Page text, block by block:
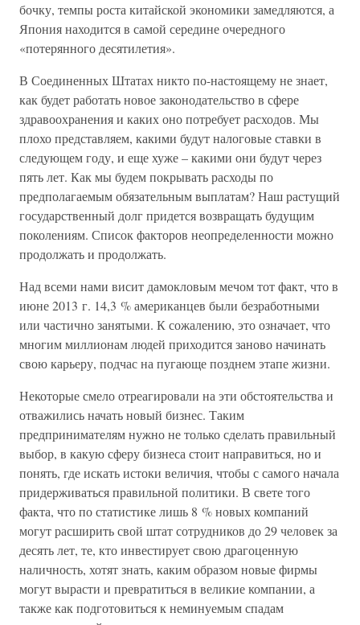
бочку, темпы роста китайской экономики замедляются, а
Япония находится в самой середине очередного
«потерянного десятилетия».
В Соединенных Штатах никто по-настоящему не знает,
как будет работать новое законодательство в сфере
здравоохранения и каких оно потребует расходов. Мы
плохо представляем, какими будут налоговые ставки в
следующем году, и еще хуже – какими они будут через
пять лет. Как мы будем покрывать расходы по
предполагаемым обязательным выплатам? Наш растущий
государственный долг придется возвращать будущим
поколениям. Список факторов неопределенности можно
продолжать и продолжать.
Над всеми нами висит дамокловым мечом тот факт, что в
июне 2013 г. 14,3 % американцев были безработными
или частично занятыми. К сожалению, это означает, что
многим миллионам людей приходится заново начинать
свою карьеру, подчас на пугающе позднем этапе жизни.
Некоторые смело отреагировали на эти обстоятельства и
отважились начать новый бизнес. Таким
предпринимателям нужно не только сделать правильный
выбор, в какую сферу бизнеса стоит направиться, но и
понять, где искать истоки величия, чтобы с самого начала
придерживаться правильной политики. В свете того
факта, что по статистике лишь 8 % новых компаний
могут расширить свой штат сотрудников до 29 человек за
десять лет, те, кто инвестирует свою драгоценную
наличность, хотят знать, каким образом новые фирмы
могут вырасти и превратиться в великие компании, а
также как подготовиться к неминуемым спадам